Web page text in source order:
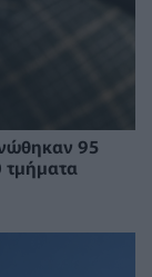
95
τμήματα